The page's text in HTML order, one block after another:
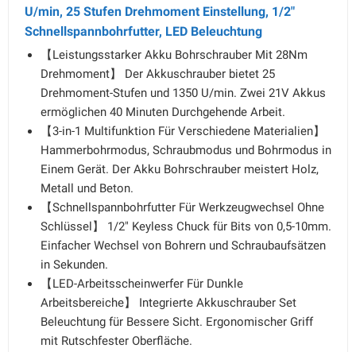
U/min, 25 Stufen Drehmoment Einstellung, 1/2"
Schnellspannbohrfutter, LED Beleuchtung
【Leistungsstarker Akku Bohrschrauber Mit 28Nm
Drehmoment】 Der Akkuschrauber bietet 25
Drehmoment-Stufen und 1350 U/min. Zwei 21V Akkus
ermöglichen 40 Minuten Durchgehende Arbeit.
【3-in-1 Multifunktion Für Verschiedene Materialien】
Hammerbohrmodus, Schraubmodus und Bohrmodus in
Einem Gerät. Der Akku Bohrschrauber meistert Holz,
Metall und Beton.
【Schnellspannbohrfutter Für Werkzeugwechsel Ohne
Schlüssel】 1/2" Keyless Chuck für Bits von 0,5-10mm.
Einfacher Wechsel von Bohrern und Schraubaufsätzen
in Sekunden.
【LED-Arbeitsscheinwerfer Für Dunkle
Arbeitsbereiche】 Integrierte Akkuschrauber Set
Beleuchtung für Bessere Sicht. Ergonomischer Griff
mit Rutschfester Oberfläche.